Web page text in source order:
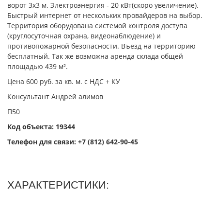
ворот 3х3 м. Электроэнергия - 20 кВт(скоро увеличение).
Быстрый интернет от нескольких провайдеров на выбор.
Территория оборудована системой контроля доступа
(круглосуточная охрана, видеонаблюдение) и
противопожарной безопасности. Въезд на территорию
бесплатный. Так же возможна аренда склада общей
площадью 439 м².
Цена 600 руб. за кв. м. с НДС + КУ
Консультант Андрей алимов
П50
Код объекта: 19344
Телефон для связи: +7 (812) 642-90-45
ХАРАКТЕРИСТИКИ: